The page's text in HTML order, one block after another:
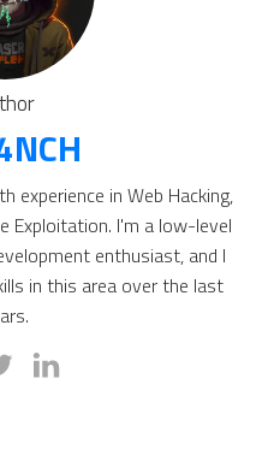
experience in Web Hacking,
Exploitation. I'm a low-level
enthusiast, and I
in this area over the last